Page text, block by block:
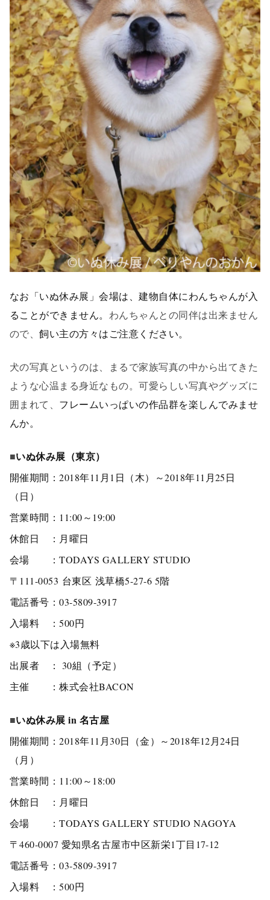
なお「いぬ休み展」会場は、建物自体にわんちゃんが入
ることができません。 わんちゃんとの同伴は出来ません
ので、飼い主の方々はご注意ください。
犬の写真というのは、まるで家族写真の中から出てきた
ような心温まる身近なもの。可愛らしい写真やグッズに
囲まれて、 フレームいっぱいの作品群を楽しんでみませ
んか。
■いぬ休み展（東京）
開催期間：2018年11月1日（木）～2018年11月25日
（日）
営業時間：11:00～19:00
休館日 ：月曜日
会場 ：TODAYS GALLERY STUDIO
〒 111-0053 台東区 浅草橋5-27-6 5階
電話番号：03-5809-3917
入場料 ：500円
※3歳以下は入場無料
出展者 ： 30組（予定）
主催 ：株式会社BACON
■いぬ休み展 in 名古屋
開催期間：2018年11月30日（金）～2018年12月24日
（月）
営業時間：11:00～18:00
休館日 ：月曜日
会場 ：TODAYS GALLERY STUDIO NAGOYA
〒460-0007 愛知県名古屋市中区新栄1丁目17-12
電話番号：03-5809-3917
入場料 ：500円